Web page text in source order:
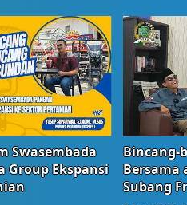
Swasembada
Group Ekspansi
Bincang-
Bersama
Subang